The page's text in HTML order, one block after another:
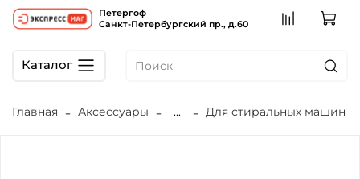
Петергоф
Санкт-Петербургский пр., д.60
Каталог
Главная Аксессуары ... Для стиральных машин